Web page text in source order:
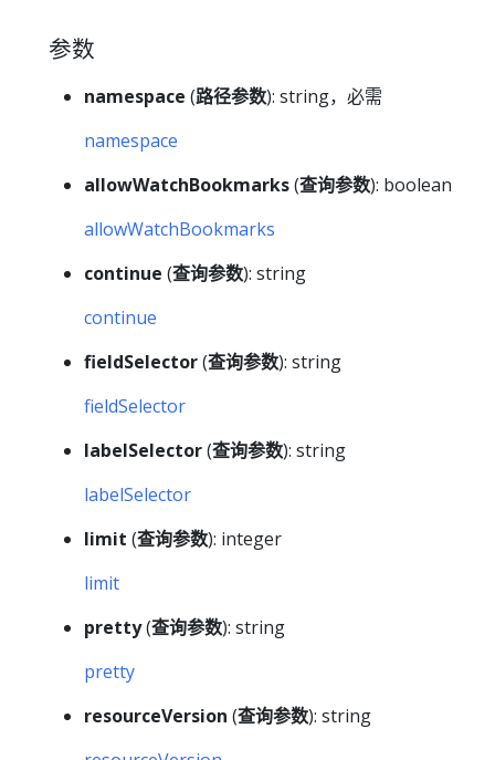
参数
namespace (路径参数): string，必需
namespace
allowWatchBookmarks(查询参数): boolean
allowWatchBookmarks
continue (查询参数): string
continue
fieldSelector(查询参数): string
fieldSelector
labelSelector(查询参数): string
labelSelector
limit (查询参数): integer
limit
pretty(查询参数): string
pretty
resourceVersion (查询参数): string